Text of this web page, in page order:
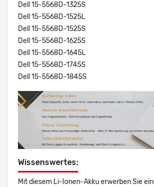
Dell 15-5568D-1325S
Dell 15-5568D-1525L
Dell 15-5568D-1525S
Dell 15-5568D-1625S
Dell 15-5568D-1645L
Dell 15-5568D-1745S
Dell 15-5568D-1845S
Wissenswertes:
Mit diesem Li-Ionen-Akku erwerben Sie ein